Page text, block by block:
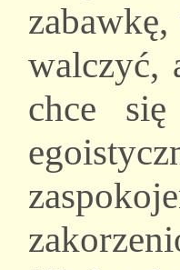
walczyć,
chce